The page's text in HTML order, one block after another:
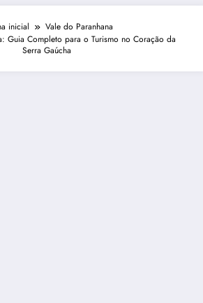
inicial
Vale do Paranhana
Guia Completo para o Turismo no Coração da
Serra Gaúcha